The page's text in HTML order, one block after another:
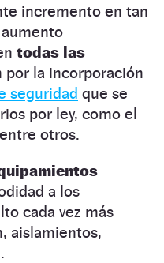
incremento en tan
todas las
por la incorporación
seguridad que se
por ley, como el
otros.
a los
cada vez más
aislamientos,